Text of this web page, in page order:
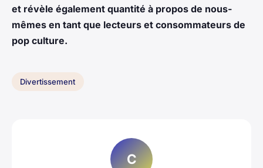
et révèle également quantité à propos de nous-
mêmes en tant que lecteurs et consommateurs de
pop culture.
Divertissement
C